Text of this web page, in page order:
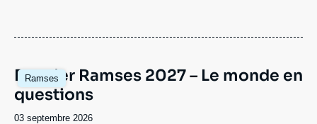
Ramses
Image
principale
Dossier Ramses 2027 – Le monde en
questions
Date
03 septembre 2026